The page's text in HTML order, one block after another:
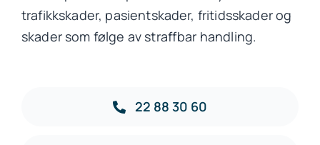
trafikkskader, pasientskader, fritidsskader og
skader som følge av straffbar handling.
22 88 30 60